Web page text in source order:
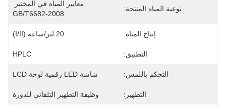
نوعية المياه المنتجة:
GB/T6682-2008
إنتاج المياه: 20 لتر/ساعة (I/II)
التطبيق: HPLC
التحكم باللمس: شاشة LED رقمية لوحة LCD
التطهير: وظيفة التطهير التلقائي للدورة